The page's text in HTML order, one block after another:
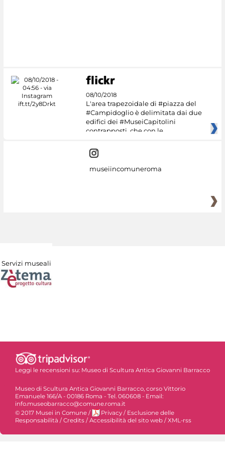
08/10/2018
L'area trapezoidale di #piazza del
#Campidoglio è delimitata dai due
edifici dei #MuseiCapitolini
contrapposti, che con le
museiincomuneroma
Servizi museali
Leggi le recensioni su: Museo di Scultura Antica Giovanni Barracco
Museo di Scultura Antica Giovanni Barracco, corso Vittorio
Emanuele 166/A - 00186 Roma - Tel. 060608 - Email:
info.museobarracco@comune.roma.it
© 2017 Musei in Comune / Privacy / Esclusione delle
Responsabilità /Credits /Accessibilità del sito web /XML-rss